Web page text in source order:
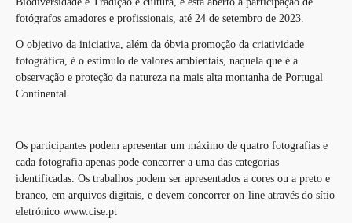
fotógrafos amadores e profissionais, até 24 de setembro de 2023.
O objetivo da iniciativa, além da óbvia promoção da criatividade
fotográfica, é o estímulo de valores ambientais, naquela que é a
observação e proteção da natureza na mais alta montanha de Portugal
Continental.
Os participantes podem apresentar um máximo de quatro fotografias e
cada fotografia apenas pode concorrer a uma das categorias
identificadas. Os trabalhos podem ser apresentados a cores ou a preto e
branco, em arquivos digitais, e devem concorrer on-line através do sítio
eletrónico www.cise.pt